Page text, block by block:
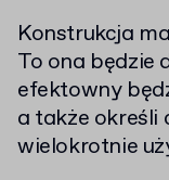
Konstrukcja
To ona będzie
efektowny
a także określi
wielokrotnie